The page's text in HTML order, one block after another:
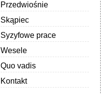
Przedwiośnie
Skąpiec
Syzyfowe prace
Wesele
Quo vadis
Kontakt